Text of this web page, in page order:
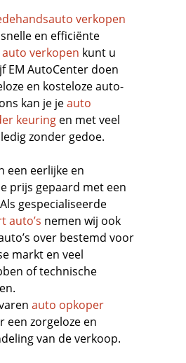
verkopen
en efficiënte
auto verkopen kunt u
EM AutoCenter doen
en kosteloze auto-
kan je jeauto
keuring en met veel
zonder gedoe.
een eerlijke en
prijs gepaard met een
gespecialiseerde
auto’s nemen wij ook
over bestemd voor
markt en veel
of technische
auto opkoper
een zorgeloze en
van de verkoop.